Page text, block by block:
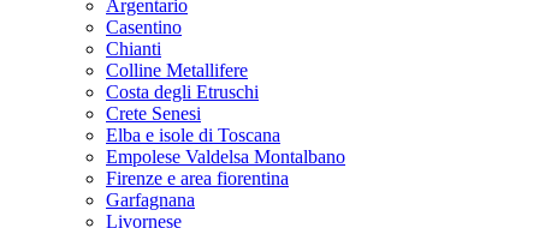
Argentario
Casentino
Chianti
Colline Metallifere
Costa degli Etruschi
Crete Senesi
Elba e isole di Toscana
Empolese Valdelsa Montalbano
Firenze e area fiorentina
Garfagnana
Livornese